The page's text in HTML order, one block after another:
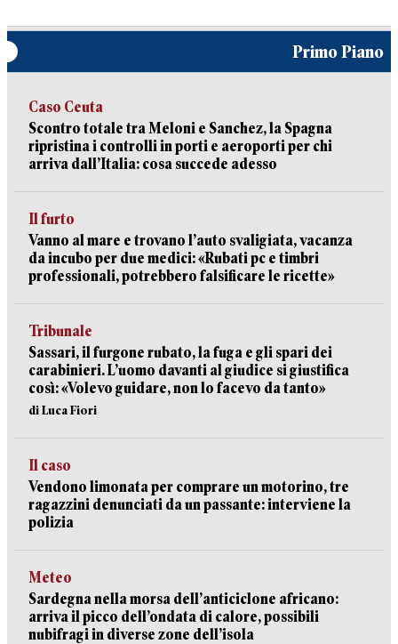
Primo Piano
Caso Ceuta
Scontro totale tra Meloni e Sanchez, la Spagna
ripristina i controlli in porti e aeroporti per chi
arriva dall’Italia: cosa succede adesso
Il furto
Vanno al mare e trovano l’auto svaligiata, vacanza
da incubo per due medici: «Rubati pc e timbri
professionali, potrebbero falsificare le ricette»
Tribunale
Sassari, il furgone rubato, la fuga e gli spari dei
carabinieri. L’uomo davanti al giudice si giustifica
così: «Volevo guidare, non lo facevo da tanto»
di Luca Fiori
Il caso
Vendono limonata per comprare un motorino, tre
ragazzini denunciati da un passante: interviene la
polizia
Meteo
Sardegna nella morsa dell’anticiclone africano:
arriva il picco dell’ondata di calore, possibili
nubifragi in diverse zone dell’isola